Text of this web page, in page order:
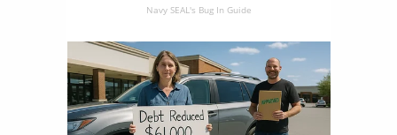
Navy SEAL's Bug In Guide